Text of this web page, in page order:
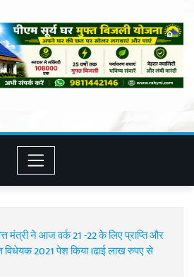
मंत्री ने आज वर्क 21 -22 के लिए प्राप्ति और
विधेयक 2021 पेश किया ।ढाई लाख रुपए से